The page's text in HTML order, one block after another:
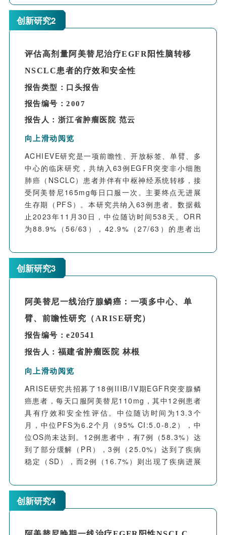
终点是研究者根据RECIST 1.1评估的客观缓解率
（ORR）。
【研究结果】
患者，既往中位治疗线数为3线，其中35例患者
（83.3%）存在肺转移；有38例患者至少进行一次
基线后的肿瘤评估，12.0mg/kg组的ORR为
17.4%，中位无进展生存期（PFS）未达到；
8mg/kg组的中位PFS为4.0个月。队列2共计入组
20例其他骨与软组织肉瘤患者，既往中位治疗线数
为3线，其中18例患者（90%）存在肺转移；20例
ORR为25%，中位PFS为7.1个月。安全性上，常
见≥3级的不良事件（发生率≧10%）为中性粒细胞
计数降低、白细胞计数降低、淋巴细胞计数降低、
血小板计数降低和贫血。
【研究结论】
II期小样本的初步数据显示，HS-20093在既往充
分治疗的复发或难治性骨与软组织肉瘤患者中表现
出了较强的抗肿瘤活性，优于临床现有标准治疗历
史数据，且安全耐受性良好。临床研究数据支持
创新研究2
评估高剂量阿美替尼治疗EGFR阳性脑转移
NSCLC患者的疗效和安全性
报告类型：口头报告
报告编号：2007
报告人： 浙江省肿瘤医院 范云
向上滑动阅览
ACHIEVE研究是一项前瞻性、开放标签、单臂、多
中心的临床研究，共纳入63例EGFR突变非小细胞
肺癌（NSCLC）患者并伴有中枢神经系统转移，接
受阿美替尼165mg每日口服一次。主要终点无进展
生存期（PFS）。本研究共纳入63例患者。数据截
止2023年11月30日，中位随访时间538天。 ORR
为88.9%（56/63），42.9%（27/63）的患者出
NE）。此外， 88.9%（56/63）的颅内病灶显著
缓解，21例（33.3%）达到完全缓解（CR），35
例（55.6%）达到部分缓解（PR）。
枢神经系统转移的一线治疗显示出良好的疗效，并
保持了可耐受的安全性。
创新研究3
阿美替尼一线治疗腺鳞癌：一项多中心、单
臂、前瞻性研究（ARISE研究）
报告编号：e20541
报告人： 福建省肿瘤医院 林根
向上滑动阅览
ARISE研究共招募了18例IIIB/IV期EGFR突变腺鳞
癌患者，每天口服阿美替尼110mg，其中12例患者
具有疗效和安全性评估。中位随访时间为13.3个
月，中位PFS为6.2个月（95% CI:5.0-8.2），中
位OS尚未达到。12例患者中，有7例（58.3%）达
到了部分缓解（PR），3例（25.0%）达到了疾病
稳定（SD），而2例（16.7%）则出现了疾病进展
62.6%-74.6%）和83.3%（95% CI：
89.6%-96.2%）。9例患者（75%）经历了至少一
种治疗相关不良事件（TRAEs）。最常见的
创新研究4